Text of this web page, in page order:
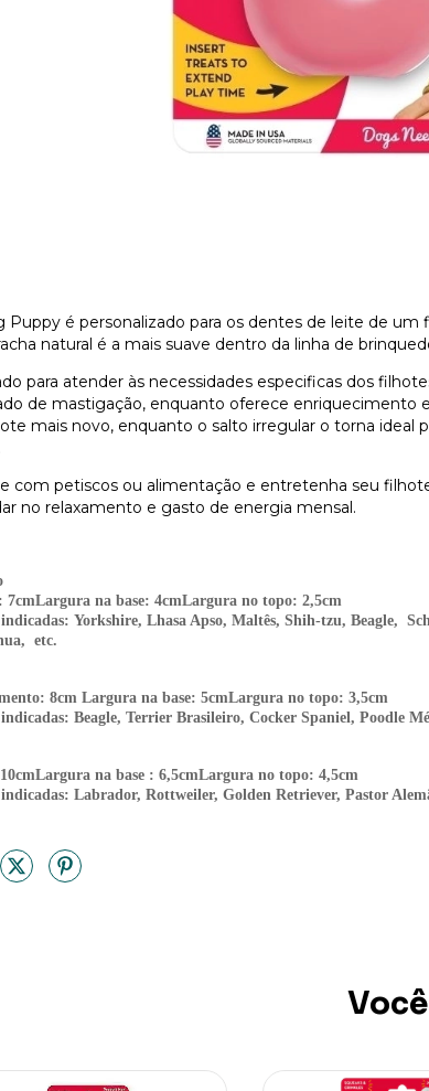
Puppy é personalizado para os dentes de leite de
natural é a mais suave dentro da linha de
para atender às necessidades especificas dos
de mastigação, enquanto oferece enriquecimento
mais novo, enquanto o salto irregular o torna ideal
com petiscos ou alimentação e entretenha seu
no relaxamento e gasto de energia mensal.
na base: 4cmLargura no topo: 2,5cm
Yorkshire, Lhasa Apso, Maltês, Shih-tzu, Beagle,
etc.
8cm Largura na base: 5cmLargura no topo: 3,5cm
Beagle, Terrier Brasileiro, Cocker Spaniel, Poodle
na base : 6,5cmLargura no topo: 4,5cm
Labrador, Rottweiler, Golden Retriever, Pastor